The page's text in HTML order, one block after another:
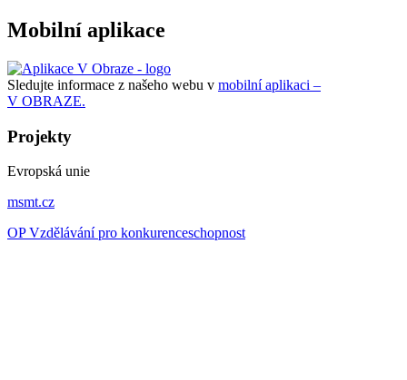
Mobilní aplikace
Sledujte informace z našeho webu v mobilní aplikaci –
V OBRAZE.
Projekty
Evropská unie
msmt.cz
OP Vzdělávání pro konkurenceschopnost